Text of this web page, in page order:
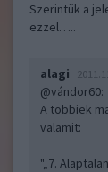
Szerintük a
ezzel…..
alagi
@vándor60:
A tobbiek
valamit:
"„7.